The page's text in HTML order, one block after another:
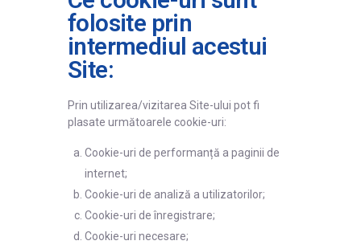
folosite prin
intermediul acestui
Site:
Prin utilizarea/vizitarea Site-ului pot fi
plasate următoarele cookie-uri:
Cookie-uri de performanță a paginii de
internet;
Cookie-uri de analiză a utilizatorilor;
Cookie-uri de înregistrare;
Cookie-uri necesare;